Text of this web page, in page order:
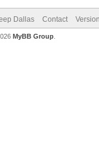
Dallas Contact
MyBB Group